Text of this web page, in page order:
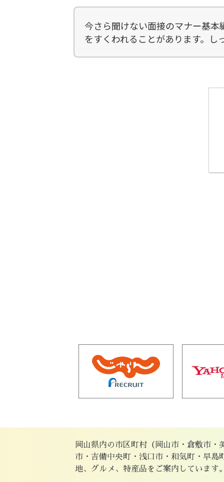
今さら聞けない面接のマナー基
をすくわれることがあります。
岡山県内の市区町村（岡山市・倉敷市
市・吉備中央町・浅口市・和気町・早
地、グルメ、特産品をご案内しています